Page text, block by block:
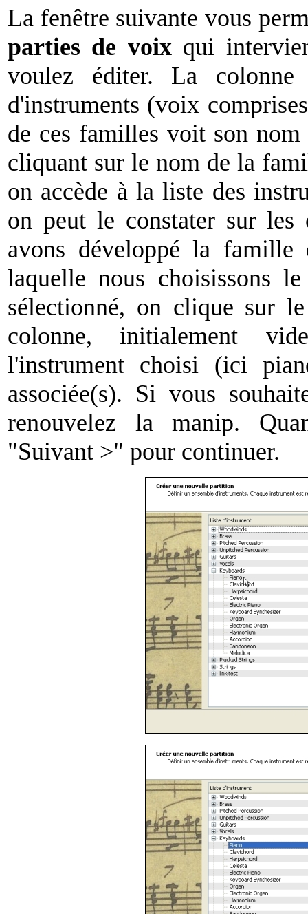
La fenêtre suivante vous
parties de voixqui
voulez éditer. La
d'instruments (voix
de ces familles voit son
cliquant sur le nom de la
on accède à la liste des
on peut le constater sur les
avons développé la
laquelle nous choisissons
sélectionné, on clique sur
colonne, initialement
l'instrument choisi (ici
associée(s). Si vous
renouvelez la manip.
"Suivant >" pour continuer.